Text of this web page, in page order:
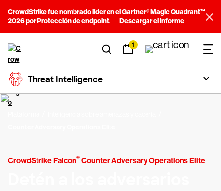
CrowdStrike fue nombrado líder en el Gartner® Magic Quadrant™
2026 por Protección de endpoint.
Descargar el informe
1
Threat Intelligence
CrowdStrike Falcon®Counter Adversary Operations Elite